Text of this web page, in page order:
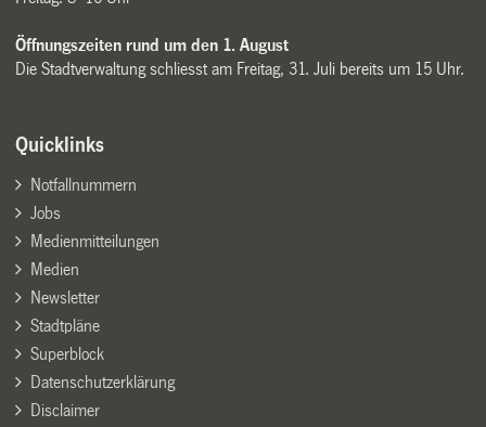
Öffnungszeiten rund um den 1. August
Die Stadtverwaltung schliesst am Freitag, 31. Juli bereits um 15 Uhr.
Quicklinks
Notfallnummern
Jobs
Medienmitteilungen
Medien
Newsletter
Stadtpläne
Superblock
Datenschutzerklärung
Disclaimer